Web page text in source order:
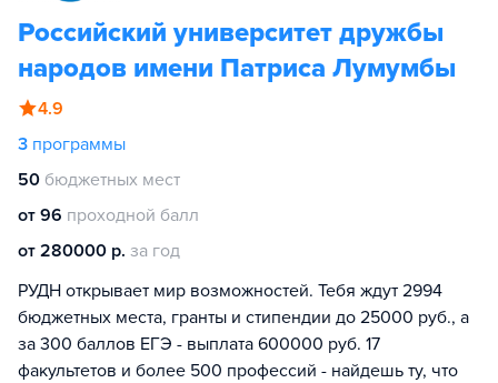
Российский университет дружбы
народов имени Патриса Лумумбы
4.9
3 программы
50 бюджетных мест
от 96 проходной балл
от 280000 р. за год
РУДН открывает мир возможностей. Тебя ждут 2994
бюджетных места, гранты и стипендии до 25000 руб., а
за 300 баллов ЕГЭ - выплата 600000 руб. 17
факультетов и более 500 профессий - найдешь ту, что